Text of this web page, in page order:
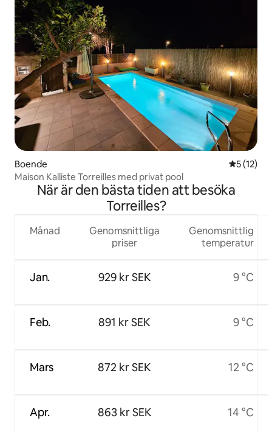
Boende 5 av 5 i
5 (12)
Maison Kalliste Torreilles med privat pool
När är den bästa tiden att besöka
Torreilles?
Månad
Jan.
Feb.
Mars
Apr.
Genomsnittliga
priser
929 kr SEK
891 kr SEK
872 kr SEK
863 kr SEK
Genomsnittlig
temperatur
9 °C
9 °C
12 °C
14 °C